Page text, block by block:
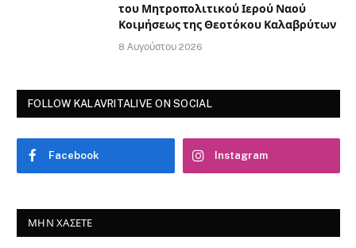
του Μητροπολιτικού Ιερού Ναού
Κοιμήσεως της Θεοτόκου Καλαβρύτων
8 Αυγούστου 2026
FOLLOW KALAVRITALIVE ON SOCIAL
Facebook Instagram
ΜΗΝ ΧΆΣΕΤΕ